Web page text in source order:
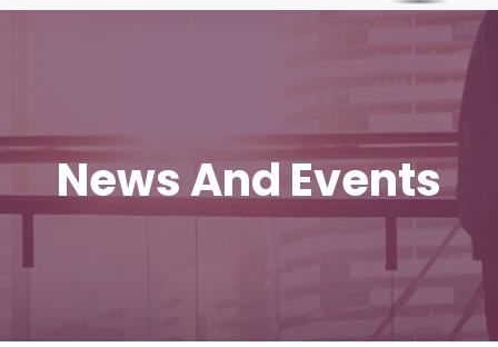
News And Events